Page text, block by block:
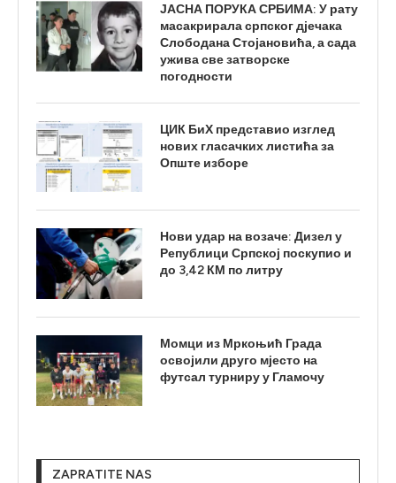
ЈАСНА ПОРУКА СРБИМА: У рату
масакрирала српског дјечака
Слободана Стојановића, а сада
ужива све затворске
погодности
ЦИК БиХ представио изглед
нових гласачких листића за
Опште изборе
Нови удар на возаче: Дизел у
Републици Српској поскупио и
до 3,42 КМ по литру
Момци из Мркоњић Града
освојили друго мјесто на
футсал турниру у Гламочу
ZAPRATITE NAS